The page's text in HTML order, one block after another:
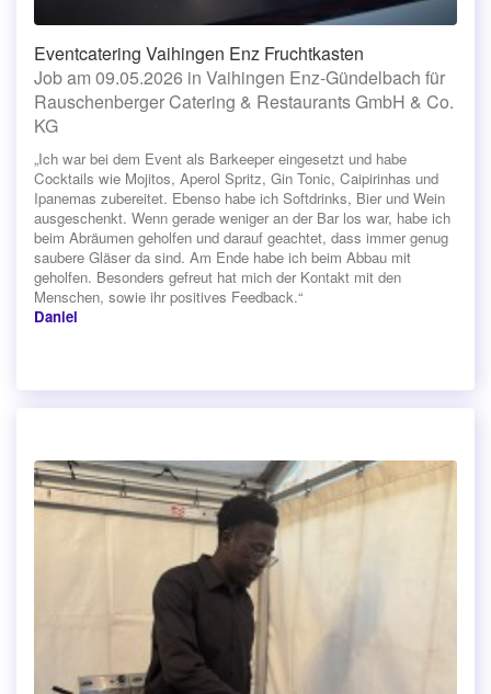
Eventcatering Vaihingen Enz Fruchtkasten
Job am 09.05.2026 in Vaihingen Enz-Gündelbach für
Rauschenberger Catering & Restaurants GmbH & Co.
KG
„Ich war bei dem Event als Barkeeper eingesetzt und habe
Cocktails wie Mojitos, Aperol Spritz, Gin Tonic, Caipirinhas und
Ipanemas zubereitet. Ebenso habe ich Softdrinks, Bier und Wein
ausgeschenkt. Wenn gerade weniger an der Bar los war, habe ich
beim Abräumen geholfen und darauf geachtet, dass immer genug
saubere Gläser da sind. Am Ende habe ich beim Abbau mit
geholfen. Besonders gefreut hat mich der Kontakt mit den
Menschen, sowie ihr positives Feedback.“
Daniel